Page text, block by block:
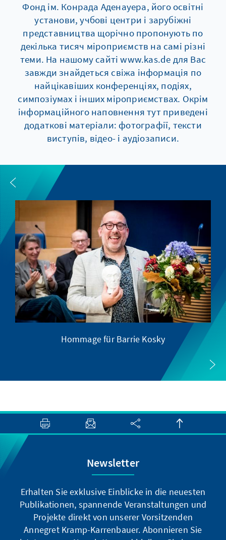
Фонд ім. Конрада Аденауера, його освітні
установи, учбові центри і зарубіжні
представництва щорічно пропонують по
декілька тисяч мiроприємств на самі різні
теми. На нашому сайті www.kas.de для Вас
завжди знайдеться свіжа інформація по
найцікавіших конференціях, подіях,
симпозіумах і інших мiроприємствах. Окрім
інформаційного наповнення тут приведені
додаткові матеріали: фотографії, тексти
виступів, відео- і аудіозаписи.
Hommage für Barrie Kosky
Newsletter
Erhalten Sie exklusive Einblicke in die neuesten
Publikationen, spannende Veranstaltungen und
Projekte direkt von unserer Vorsitzenden
Annegret Kramp-Karrenbauer. Abonnieren Sie